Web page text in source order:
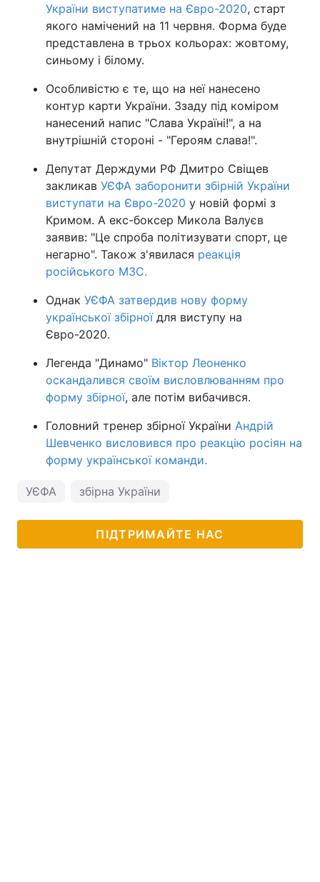
України виступатиме на Євро-2020, старт
якого намічений на 11 червня. Форма буде
представлена в трьох кольорах: жовтому,
синьому і білому.
Особливістю є те, що на неї нанесено
контур карти України. Ззаду під коміром
нанесений напис "Слава Україні!", а на
внутрішній стороні - "Героям слава!".
Депутат Держдуми РФ Дмитро Свіщев
закликав УЄФА заборонити збірній України
виступати на Євро-2020 у новій формі з
Кримом. А екс-боксер Микола Валуєв
заявив: "Це спроба політизувати спорт, це
негарно". Також з'явилася реакція
російського МЗС.
Однак УЄФА затвердив нову форму
української збірноїдля виступу на
Євро-2020.
Легенда "Динамо" Віктор Леоненко
оскандалився своїм висловлюванням про
форму збірної, але потім вибачився.
Головний тренер збірної України Андрій
Шевченко висловився про реакцію росіян на
форму української команди.
УЄФА збірна України
ПІДТРИМАЙТЕ НАС